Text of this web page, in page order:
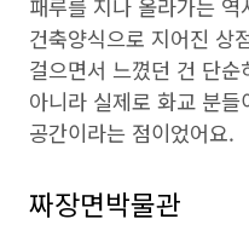
패루를 지나 올라가는
건축양식으로 지어진 상
걸으면서 느꼈던 건 단
아니라 실제로 화교 분
공간이라는 점이었어요.
짜장면박물관